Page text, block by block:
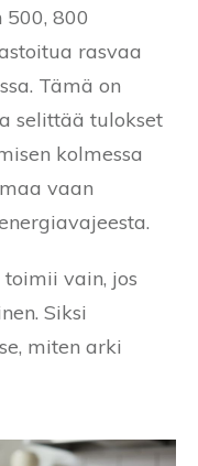
800
rasvaa
Tämä on
selittää tulokset
kolmessa
vaan
vain, jos
Siksi
miten arki